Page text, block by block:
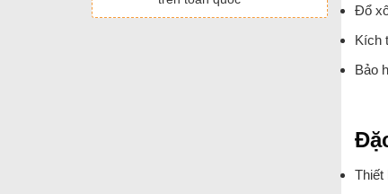
Đổ
Kích
Bảo
Thiết